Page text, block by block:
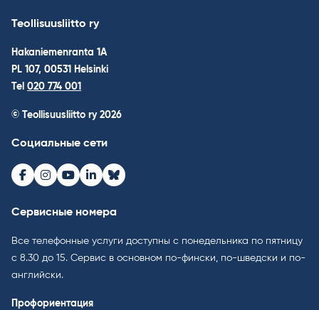
Teollisuusliitto ry
Hakaniemenranta 1A
PL 107, 00531 Helsinki
Tel 020 774 001
© Teollisuusliitto ry 2026
Социальные сети
Facebook
Instagram
Youtube
LinkedInBluesky
Сервисные номера
Все телефонные услуги доступны с понедельника по пятницу
с 8.30 до 15. Cервис в основном по-фински, по-шведски и по-
английски.
Профориентация